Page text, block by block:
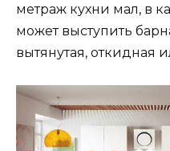
метраж кухни мал, в
может выступить
вытянутая, откидная